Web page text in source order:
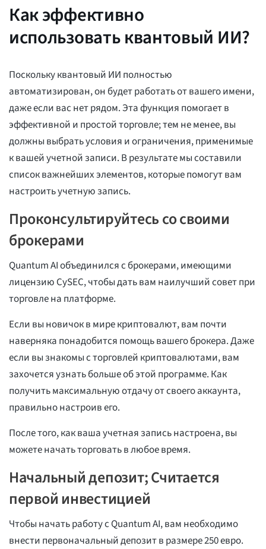
Как эффективно
использовать квантовый ИИ?
Поскольку квантовый ИИ полностью
автоматизирован, он будет работать от вашего имени,
даже если вас нет рядом. Эта функция помогает в
эффективной и простой торговле; тем не менее, вы
должны выбрать условия и ограничения, применимые
к вашей учетной записи. В результате мы составили
список важнейших элементов, которые помогут вам
настроить учетную запись.
Проконсультируйтесь со своими
брокерами
Quantum AI объединился с брокерами, имеющими
лицензию CySEC, чтобы дать вам наилучший совет при
торговле на платформе.
Если вы новичок в мире криптовалют, вам почти
наверняка понадобится помощь вашего брокера. Даже
если вы знакомы с торговлей криптовалютами, вам
захочется узнать больше об этой программе. Как
получить максимальную отдачу от своего аккаунта,
правильно настроив его.
После того, как ваша учетная запись настроена, вы
можете начать торговать в любое время.
Начальный депозит; Считается
первой инвестицией
Чтобы начать работу с Quantum AI, вам необходимо
внести первоначальный депозит в размере 250 евро.